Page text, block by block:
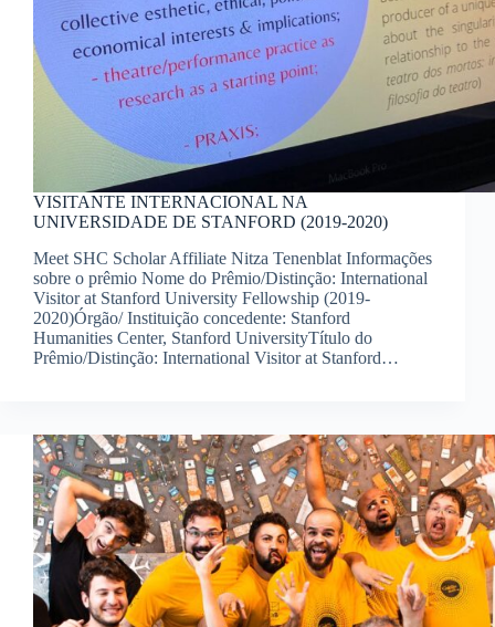
VISITANTE INTERNACIONAL NA
UNIVERSIDADE DE STANFORD (2019-2020)
Meet SHC Scholar Affiliate Nitza Tenenblat Informações
sobre o prêmio Nome do Prêmio/Distinção: International
Visitor at Stanford University Fellowship (2019-
2020)Órgão/ Instituição concedente: Stanford
Humanities Center, Stanford UniversityTítulo do
Prêmio/Distinção: International Visitor at Stanford…